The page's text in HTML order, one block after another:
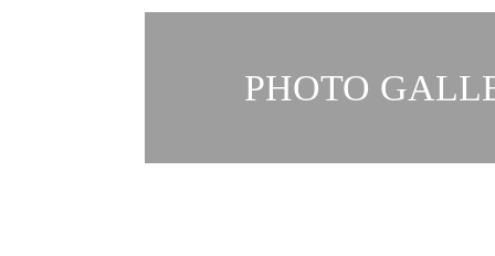
PHOTO